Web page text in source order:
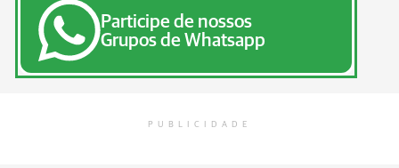
Participe de nossos
Grupos de Whatsapp
PUBLICIDADE